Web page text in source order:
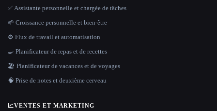
✅ Assistante personnelle et chargée de tâches
🌱 Croissance personnelle et bien-être
⚙️ Flux de travail et automatisation
🍳 Planificateur de repas et de recettes
🏖 Planificateur de vacances et de voyages
🧠 Prise de notes et deuxième cerveau
📈VENTES ET MARKETING